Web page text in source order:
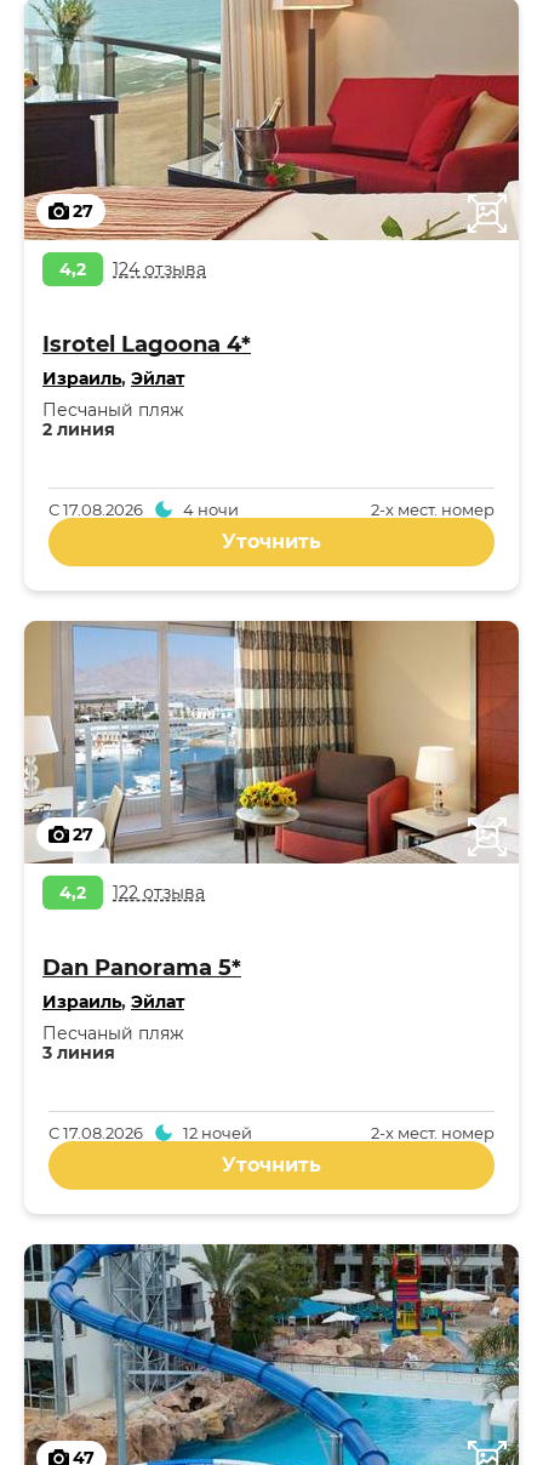
27
4,2 124 отзыва
Isrotel Lagoona 4*
Израиль, Эйлат
2 линия
Песчаный пляж
2-x мест. номер
С17.08.2026 4 ночи
Уточнить
27
4,2 122 отзыва
Dan Panorama 5*
Израиль, Эйлат
3 линия
Песчаный пляж
2-x мест. номер
С17.08.2026 12 ночей
Уточнить
47